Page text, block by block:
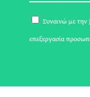
Συναινώ με την
επεξεργασία